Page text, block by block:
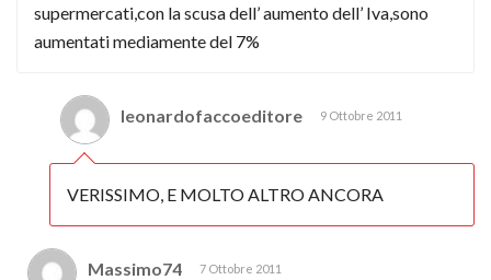
supermercati,con la scusa dell’ aumento dell’ Iva,sono
aumentati mediamente del 7%
leonardofaccoeditore 9 Ottobre 2011
VERISSIMO, E MOLTO ALTRO ANCORA
Massimo74 7 Ottobre 2011